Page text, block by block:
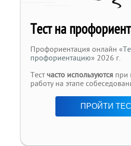
Тест на
Профориентация онлайн «
профориентацию» 2026 г.
Тестчасто используются при
работу на этапе
ПРОЙТИ